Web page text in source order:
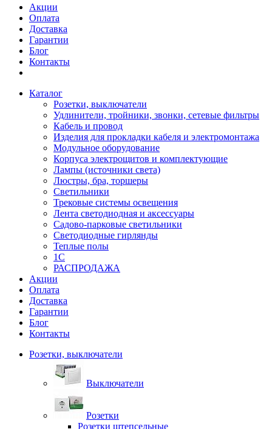
Акции
Оплата
Доставка
Гарантии
Блог
Контакты
Каталог
Розетки, выключатели
Удлинители, тройники, звонки, сетевые фильтры
Кабель и провод
Изделия для прокладки кабеля и электромонтажа
Модульное оборудование
Корпуса электрощитов и комплектующие
Лампы (источники света)
Люстры, бра, торшеры
Светильники
Трековые системы освещения
Лента светодиодная и аксессуары
Садово-парковые светильники
Светодиодные гирлянды
Теплые полы
1С
РАСПРОДАЖА
Акции
Оплата
Доставка
Гарантии
Блог
Контакты
Розетки, выключатели
Выключатели
Розетки
Розетки штепсельные